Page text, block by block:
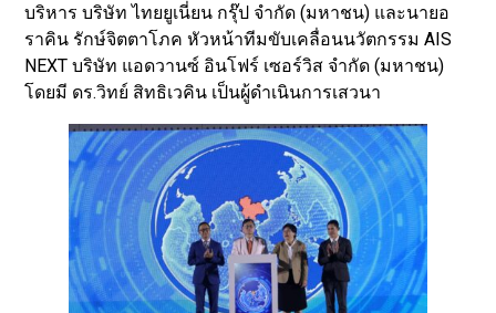
บริหาร บริษัท ไทยยูเนี่ยน กรุ๊ป จำกัด (มหาชน) และนายอ
ราคิน รักษ์จิตตาโภค หัวหน้าทีมขับเคลื่อนนวัตกรรม AIS
NEXT บริษัท แอดวานซ์ อินโฟร์ เซอร์วิส จำกัด (มหาชน)
โดยมี ดร.วิทย์ สิทธิเวคิน เป็นผู้ดำเนินการเสวนา